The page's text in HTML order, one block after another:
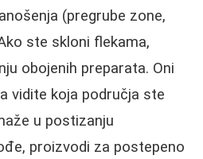
(pregrube zone,
ste skloni flekama,
obojenih preparata. Oni
vidite koja područja ste
u postizanju
proizvodi za postepeno